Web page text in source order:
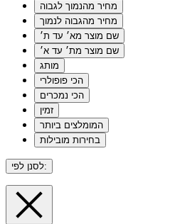
מחיר מהנמוך לגבוה
מחיר מהגבוה לנמוך
שם מוצר מא׳ עד ת׳
שם מוצר מת׳ עד א׳
מותג
הכי פופולרי
הכי נמכרים
זמין
המומלצים ביותר
בחירות מובילות
לסנן לפי: